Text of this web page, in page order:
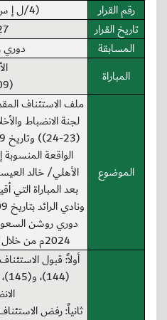
رقم القرار
(4/ل إ س/2024 (23-24))
تاريخ القرار
المسابقة
المباراة
(2023-12-09)
الموضوع
ملف الاستئناف
الواقعة
الأهلي/ خالد
بعد المباراة التي
2024م من خلال إحدى وسائل الإعلام المرئي.
أولاً: قبول
ثانياً: رفض